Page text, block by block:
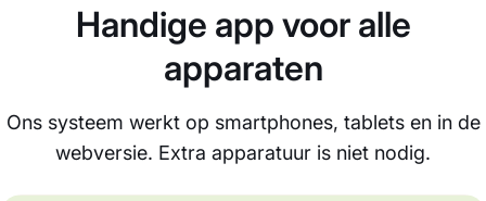
Handige app voor alle
apparaten
Ons systeem werkt op smartphones, tablets en in de
webversie. Extra apparatuur is niet nodig.